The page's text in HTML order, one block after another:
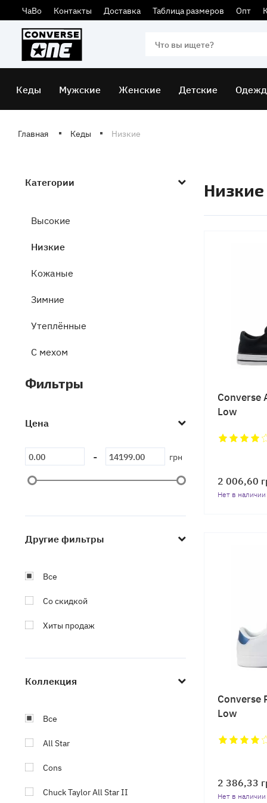
ЧаВо Контакты Доставка Таблица размеров Опт
Кеды Мужские Женские Детские
Главная Кеды Низкие
Категории
Высокие
Низкие
Кожаные
Зимние
Утеплённые
C мехом
Замшевые
Коллекция All Stars
Коллекция Jack Purcell
Коллекция Chuck 70
PLAY x Comme Des Garcons
Цвет: Красные
Цвет: Синие
Цвет: Зелёный
Цвет: Хаки (Камуфляж)
Фильтры
Цена
- грн
Другие фильтры
Все
Со скидкой
Хиты продаж
Коллекция
Все
All Star
Cons
Chuck Taylor All Star II
Converse
Low
2 006,60
Нет в наличии
Converse
Low
2 386,33
Нет в наличии